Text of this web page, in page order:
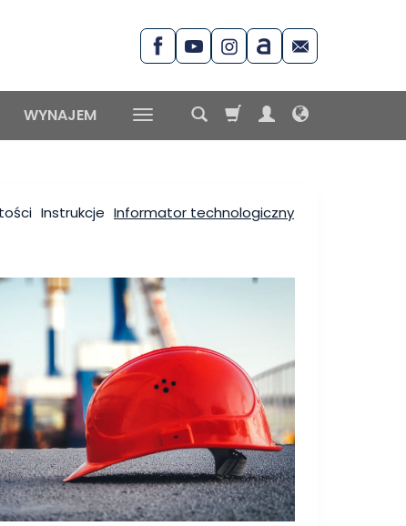
WYNAJEM
Instrukcje Informator technologiczny